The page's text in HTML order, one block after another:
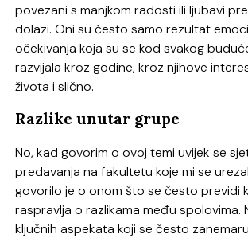
povezani s manjkom radosti ili ljubavi
dolazi. Oni su često samo rezultat
očekivanja koja su se kod svakog
razvijala kroz godine, kroz njihove
života i slično.
Razlike unutar grupe
No, kad govorim o ovoj temi uvijek se
predavanja na fakultetu koje mi se
govorilo je o onom što se često previdi
raspravlja o razlikama među spolovima.
ključnih aspekata koji se često